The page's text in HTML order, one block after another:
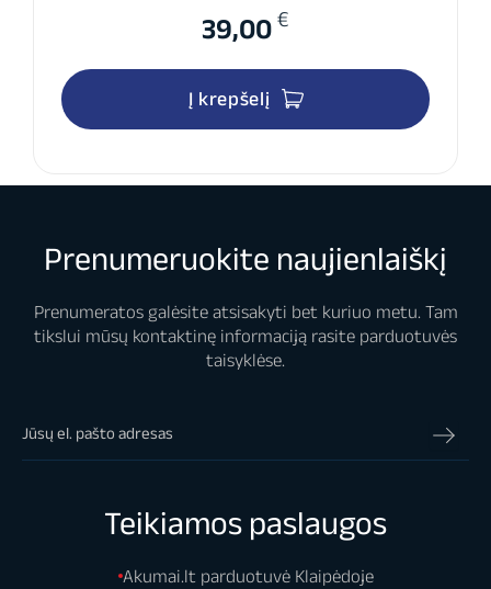
39,00 €
Į krepšelį
Prenumeruokite naujienlaiškį
Prenumeratos galėsite atsisakyti bet kuriuo metu. Tam
tikslui mūsų kontaktinę informaciją rasite parduotuvės
taisyklėse.
Teikiamos paslaugos
Akumai.lt parduotuvė Klaipėdoje